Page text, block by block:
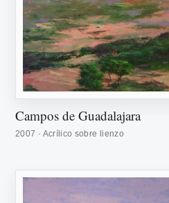
Campos de Guadalajara
2007 · Acrílico sobre lienzo